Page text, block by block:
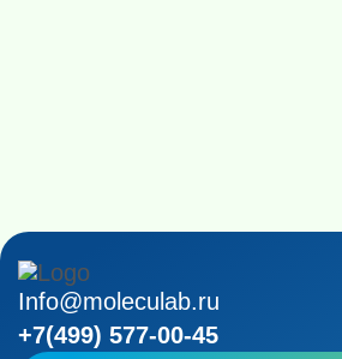
Info@moleculab.ru
+7(499) 577-00-45